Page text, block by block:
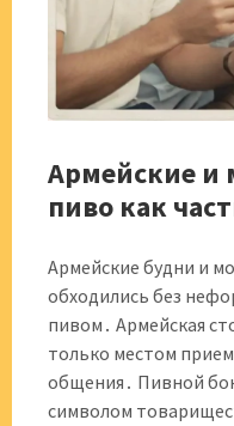
Армейские и
пиво как
Армейские будни и
обходились без
пивом․ Армейская
только местом
общения․ Пивной
символом